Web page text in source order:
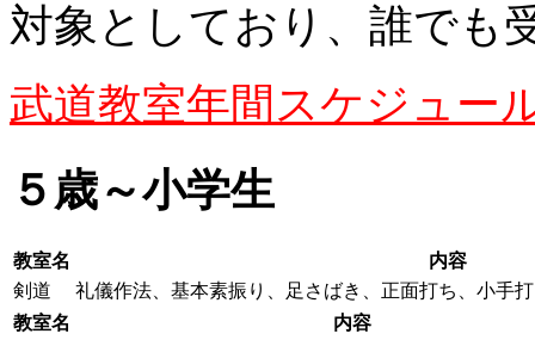
対象としており、誰でも
武道教室年間スケジュー
５歳～小学生
教室名
内容
剣道
礼儀作法、基本素振り、足さばき、正面打ち、小手
教室名
内容